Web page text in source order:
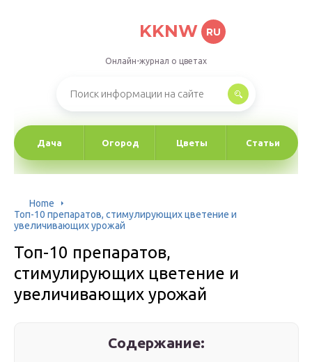
KKNW RU
Онлайн-журнал о цветах
Дача Огород Цветы Статьи
Home
Топ-10 препаратов, стимулирующих цветение и
увеличивающих урожай
Топ-10 препаратов,
стимулирующих цветение и
увеличивающих урожай
Содержание: